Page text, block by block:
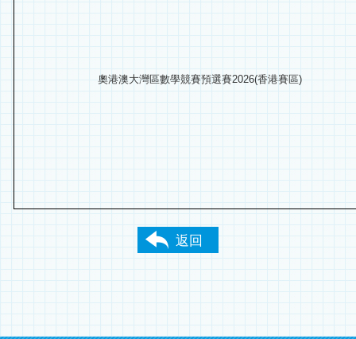
奧港澳大灣區數學競賽預選賽2026(香港賽區)
返回